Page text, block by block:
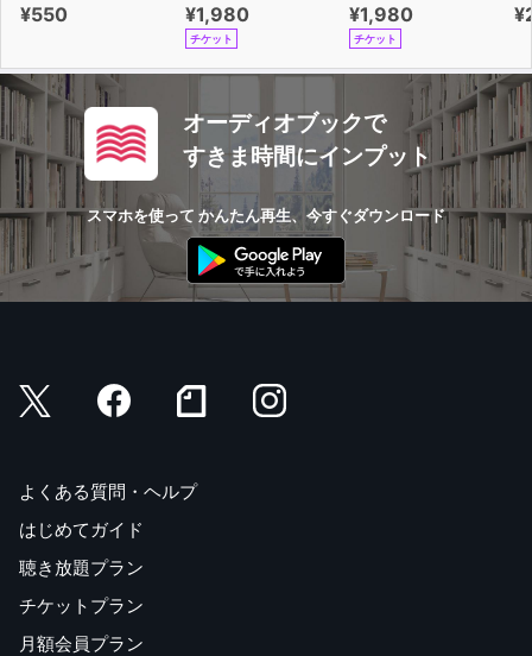
¥550 ¥1,980
チケット
¥1,980
チケット
オーディオブックで
すきま時間にインプット
スマホを使って かんたん再生、今すぐダウンロード
よくある質問・ヘルプ
はじめてガイド
聴き放題プラン
チケットプラン
月額会員プラン